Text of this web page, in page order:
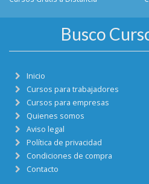
Busco
Inicio
Cursos para trabajadores
Cursos para empresas
Quienes somos
Aviso legal
Política de privacidad
Condiciones de compra
Contacto